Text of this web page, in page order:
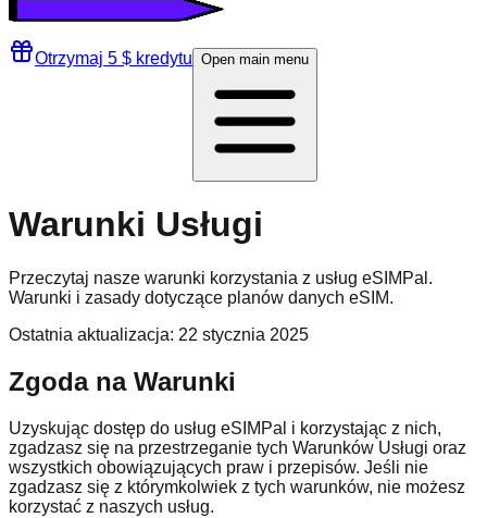
Otrzymaj 5 $ kredytu Open main menu
Warunki Usługi
Przeczytaj nasze warunki korzystania z usług eSIMPal.
Warunki i zasady dotyczące planów danych eSIM.
Ostatnia aktualizacja: 22 stycznia 2025
Zgoda na Warunki
Uzyskując dostęp do usług eSIMPal i korzystając z nich,
zgadzasz się na przestrzeganie tych Warunków Usługi oraz
wszystkich obowiązujących praw i przepisów. Jeśli nie
zgadzasz się z którymkolwiek z tych warunków, nie możesz
korzystać z naszych usług.